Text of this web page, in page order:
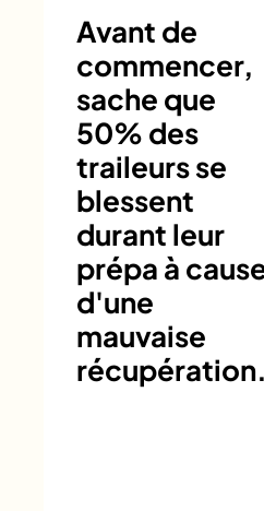
Avant de
commencer,
sache que
50% des
traileurs se
blessent
durant leur
prépa à
d'une
mauvaise
récupération.